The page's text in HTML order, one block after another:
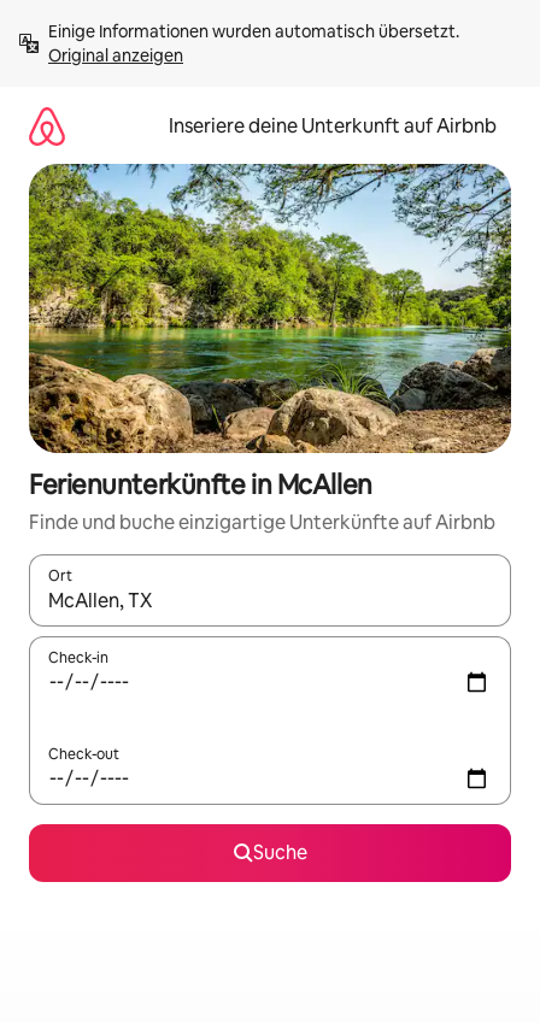
Inhalten
springenOriginal anzeigen
Inseriere deine Unterkunft auf Airbnb
Ferienunterkünfte in McAllen
Finde und buche einzigartige Unterkünfte auf Airbnb
Ort
Wenn Ergebnisse verfügbar sind, navigiere mit den
Check-in
Check-out
Suche